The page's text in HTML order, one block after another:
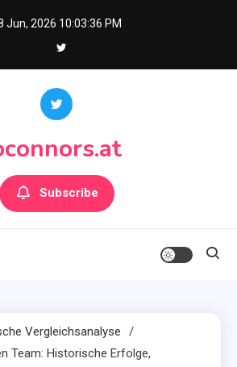
Jun, 2026 10:03:37 PM
Subscribe
Vergleichsanalyse
Team: Historische Erfolge,